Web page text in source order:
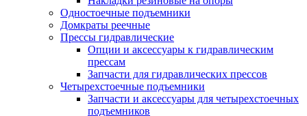
Одностоечные подъемники
Домкраты реечные
Прессы гидравлические
Опции и аксессуары к гидравлическим
прессам
Запчасти для гидравлических прессов
Четырехстоечные подъемники
Запчасти и аксессуары для четырехстоечных
подъемников